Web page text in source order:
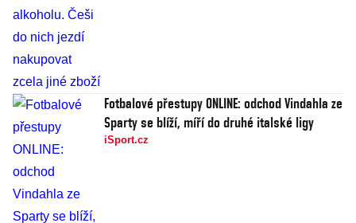
Fotbalové přestupy ONLINE: odchod Vindahla ze
Sparty se blíží, míří do druhé italské ligy
iSport.cz